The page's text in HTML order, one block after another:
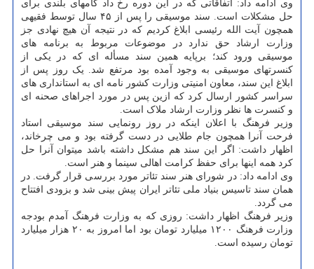
وی ادامه داد: اتفاقاتی که در این دوره رخ داد گامهای بلندی برای
حل مشکلات است. سند موسیقی را پس از ۴۵ سال توسط فقیهی
همچون آیت الله رئیسی ابلاغ کردیم که در نتیجه آن هیچ نهادی جز
وزارت ارشاد حق ندارد در موضوعات مربوط به برنامه های
موسیقی ورود کند؛ برپایه همین سند مسأله ای که در یکی از
کنسرتهای موسیقی به وجود آمده بود مرتفع شد. یک روز پس از
ابلاغ این سند، معاون امنیتی وزارت کشور نامه ای به استانداری های
سراسر کشور ارسال کرد که ازین پس در مورد اجراهای صحنه ای
و کنسرت ها نظر وزارت ارشاد ملاک است.
وزیر فرهنگ با اعلان اینکه در روز رونمایی سند موسیقی استاد
فرحت آنرا همچون جام طلایی در دست گرفته بود و می چرخاند،
اظهار داشت: اگر این سند هم مشکل داشته باشد میتوان آنرا حل
کرد همه اینها برای حفظ کرامت اهالی سینما و هنر است.
وی ادامه داد: در شورای هنر سند تئاتر مورد بررسی قرار گرفت. در
همان سند تاسیس بنیاد ملی تئاتر ایران پیش بینی شد و بزودی افتتاح
می گردد.
وزیر فرهنگ اظهار داشت: روزی که به وزارت فرهنگ آمدم بودجه
وزارت فرهنگ ۱۲۰۰ میلیارد تومان بود اما امروز به ۲۰ هزار میلیارد
تومان رسیده است.